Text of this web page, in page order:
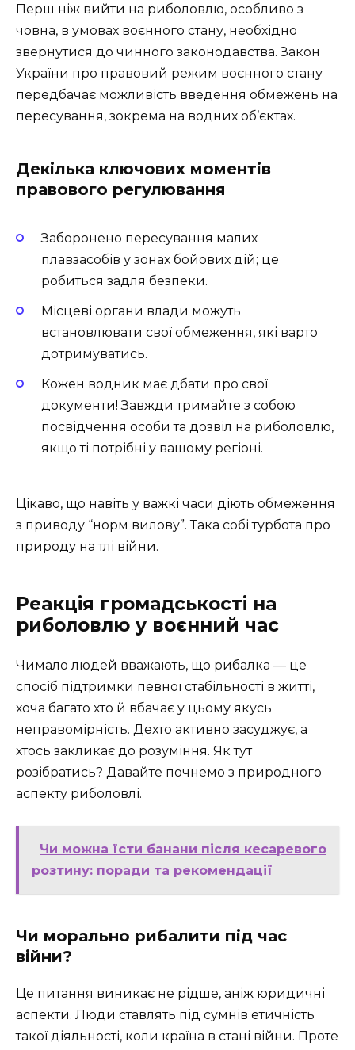
Перш ніж вийти на риболовлю, особливо з
човна, в умовах воєнного стану, необхідно
звернутися до чинного законодавства. Закон
України про правовий режим воєнного стану
передбачає можливість введення обмежень на
пересування, зокрема на водних об’єктах.
Декілька ключових моментів
правового регулювання
Заборонено пересування малих
плавзасобів у зонах бойових дій; це
робиться задля безпеки.
Місцеві органи влади можуть
встановлювати свої обмеження, які варто
дотримуватись.
Кожен водник має дбати про свої
документи! Завжди тримайте з собою
посвідчення особи та дозвіл на риболовлю,
якщо ті потрібні у вашому регіоні.
Цікаво, що навіть у важкі часи діють обмеження
з приводу “норм вилову”. Така собі турбота про
природу на тлі війни.
Реакція громадськості на
риболовлю у воєнний час
Чимало людей вважають, що рибалка — це
спосіб підтримки певної стабільності в житті,
хоча багато хто й вбачає у цьому якусь
неправомірність. Дехто активно засуджує, а
хтось закликає до розуміння. Як тут
розібратись? Давайте почнемо з природного
аспекту риболовлі.
Чи можна їсти банани після кесаревого
розтину: поради та рекомендації
Чи морально рибалити під час
війни?
Це питання виникає не рідше, аніж юридичні
аспекти. Люди ставлять під сумнів етичність
такої діяльності, коли країна в стані війни. Проте